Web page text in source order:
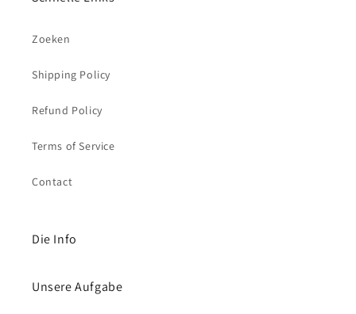
Zoeken
Shipping Policy
Refund Policy
Terms of Service
Contact
Die Info
Unsere Aufgabe